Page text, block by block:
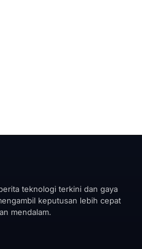
teknologi terkini dan gaya
keputusan lebih cepat
mendalam.